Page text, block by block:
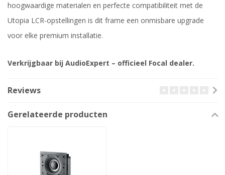
hoogwaardige materialen en perfecte compatibiliteit met de
Utopia LCR-opstellingen is dit frame een onmisbare upgrade
voor elke premium installatie.
Verkrijgbaar bij AudioExpert – officieel Focal dealer.
Reviews
Gerelateerde producten